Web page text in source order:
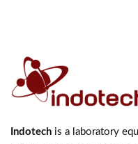
Indotech is a laboratory